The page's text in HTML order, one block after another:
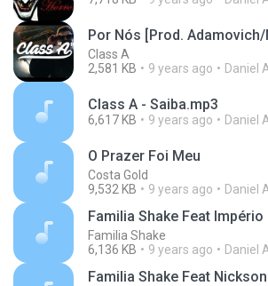
Por Nós [Prod. Adamovich/
Class A
2,581 KB
9 years ago Daniel
Class A - Saiba.mp3
6,617 KB 9 years ago Daniel
O Prazer Foi Meu
Costa Gold
9,532 KB
9 years ago Daniel
Familia Shake Feat
Familia Shake
6,136 KB
9 years ago Daniel
Familia Shake Feat